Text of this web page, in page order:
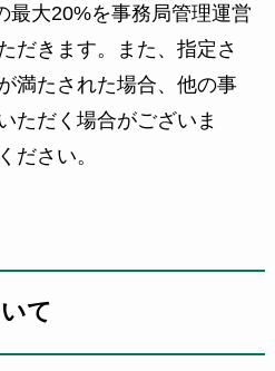
最大20%を事務局管理運営
だきます。また、指定さ
満たされた場合、他の事
ただく場合がございま
ださい。
て